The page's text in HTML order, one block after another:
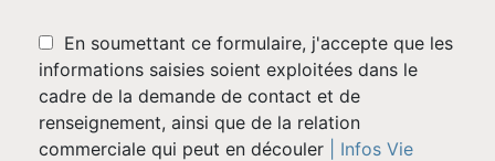
En soumettant ce formulaire, j'accepte que les
informations saisies soient exploitées dans le
cadre de la demande de contact et de
renseignement, ainsi que de la relation
commerciale qui peut en découler
| Infos Vie